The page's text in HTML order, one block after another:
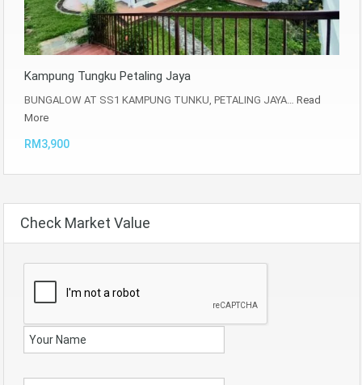
Kampung Tungku Petaling Jaya
BUNGALOW AT SS1 KAMPUNG TUNKU, PETALING JAYA… Read
More
RM3,900
Check Market Value